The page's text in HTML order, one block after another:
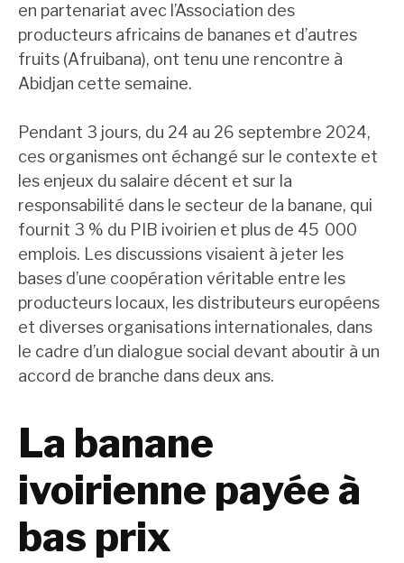
en partenariat avec l’Association des
producteurs africains de bananes et d’autres
fruits (Afruibana), ont tenu une rencontre à
Abidjan cette semaine.
Pendant 3 jours, du 24 au 26 septembre 2024,
ces organismes ont échangé sur le contexte et
les enjeux du salaire décent et sur la
responsabilité dans le secteur de la banane, qui
fournit 3 % du PIB ivoirien et plus de 45 000
emplois. Les discussions visaient à jeter les
bases d’une coopération véritable entre les
producteurs locaux, les distributeurs européens
et diverses organisations internationales, dans
le cadre d’un dialogue social devant aboutir à un
accord de branche dans deux ans.
La banane
ivoirienne payée à
bas prix